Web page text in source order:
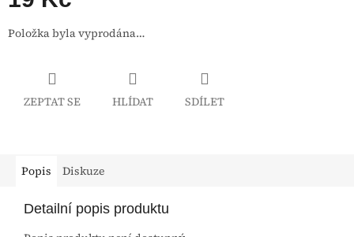
Měrná
cena:
Položka byla vyprodána…
ZEPTAT SE HLÍDAT SDÍLET
Popis Diskuze
Detailní popis produktu